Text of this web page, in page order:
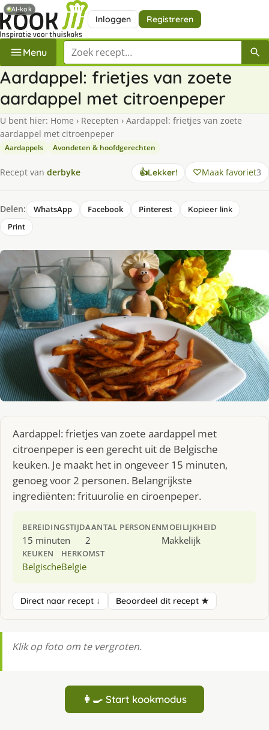
Inloggen Registreren
Menu Zoek een recept
Aardappel: frietjes van zoete
aardappel met citroenpeper
U bent hier: Home › Recepten › Aardappel: frietjes van zoete
aardappel met citroenpeper
Aardappels Avondeten & hoofdgerechten
Recept van derbyke 👍Lekker! Maak favoriet3
Delen: WhatsApp Facebook Pinterest
Kopieer link
Print
Aardappel: frietjes van zoete aardappel met
citroenpeper is een gerecht uit de Belgische
keuken. Je maakt het in ongeveer 15 minuten,
genoeg voor 2 personen. Belangrijkste
ingrediënten: frituurolie en ciroenpeper.
BEREIDINGSTIJD
15 minuten
AANTAL PERSONEN
2
MOEILIJKHEID
Makkelijk
KEUKEN
Belgische
HERKOMST
Belgie
Direct naar recept ↓ Beoordeel dit recept ★
Klik op foto om te vergroten.
👩‍🍳 Start kookmodus
AI-kok